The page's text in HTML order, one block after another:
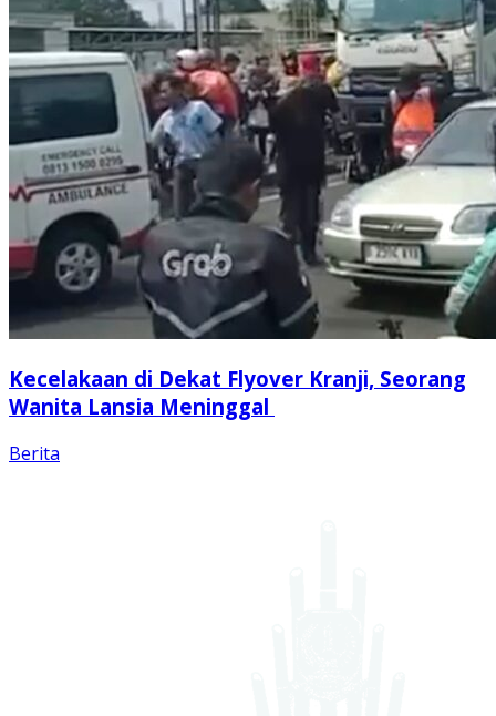
Kecelakaan di Dekat Flyover Kranji, Seorang
Wanita Lansia Meninggal
Berita